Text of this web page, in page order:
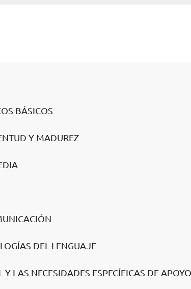
BÁSICOS
Y MADUREZ
DEL LENGUAJE
LAS NECESIDADES ESPECÍFICAS DE APOYO